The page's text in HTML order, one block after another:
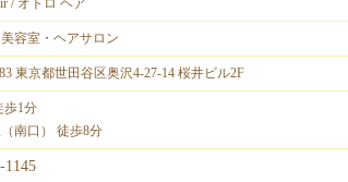
/ オトロ ヘア
容室・ヘアサロン
東京都世田谷区奥沢4-27-14 桜井ビル2F
歩1分
南口） 徒歩8分
1145